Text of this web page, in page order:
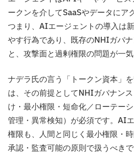
ークンを介してSaaSやデータにア
つまり、AIエージェントの導入は
やす行為であり、既存のNHIガバ
と、攻撃面と過剰権限の問題が一気
ナデラ氏の言う「トークン資本」
は、その前提としてNHIガバナン
け・最小権限・短命化／ローテー
管理・異常検知）が必須です。AI
権限も、人間と同じく最小権限・
承認・監査可能の原則で扱うべき